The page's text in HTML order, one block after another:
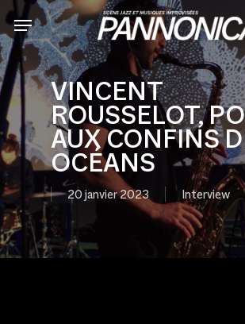
Skip
to
main
content
VINCENT
ROUSSELOT,
AUX CONFINS
OCÉANS
20 janvier 2023 Interview